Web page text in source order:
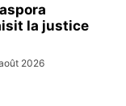
la justice
2026